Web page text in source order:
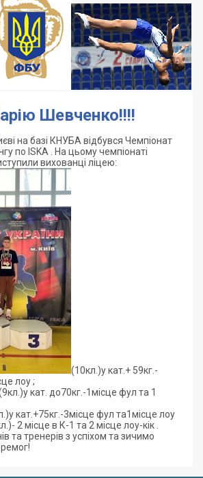
Шевченко!!!!
на базі КНУБА відбувся Чемпіонат
по ISKA . На цьому чемпіонаті
вихованці ліцею:
(10кл.)у кат.+ 59кг.-
лоу ;
кат. до70кг.-1місце фул та 1
кат.+75кг.-3місце фул та1місце лоу
2 місце в К-1 та 2 місце лоу-кік .
та тренерів з успіхом та зичимо